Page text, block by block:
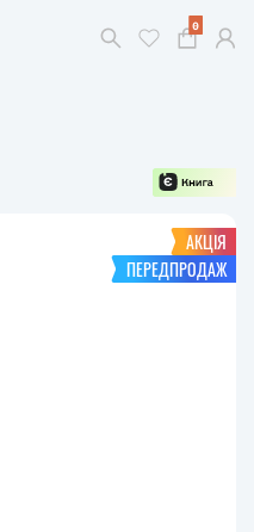
0
АКЦІЯ
ПЕРЕДПРОДАЖ